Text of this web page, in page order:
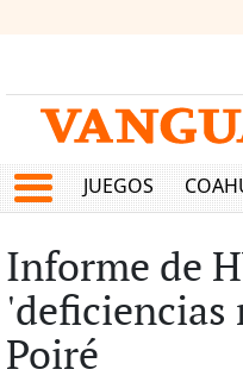
JUEGOS
Informe de
'deficiencias
Poiré